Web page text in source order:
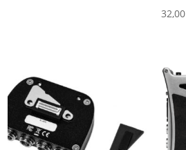
32,00